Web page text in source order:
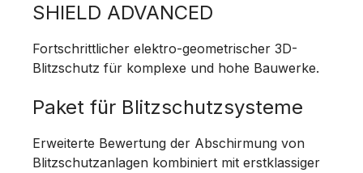
SHIELD ADVANCED
Fortschrittlicher elektro-geometrischer 3D-
Blitzschutz für komplexe und hohe Bauwerke.
Paket für Blitzschutzsysteme
Erweiterte Bewertung der Abschirmung von
Blitzschutzanlagen kombiniert mit erstklassiger